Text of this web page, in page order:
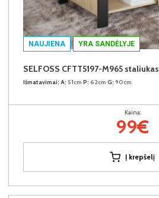
NAUJIENA YRA SANDĖLYJE
SELFOSS CFTT5197-M965 staliukas
Išmatavimai: A: 51cm P: 62cm G: 90cm
Kaina:
99€
Į krepšelį